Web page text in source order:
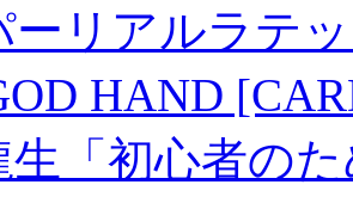
ーリアルラテ
HAND
生「初心者の